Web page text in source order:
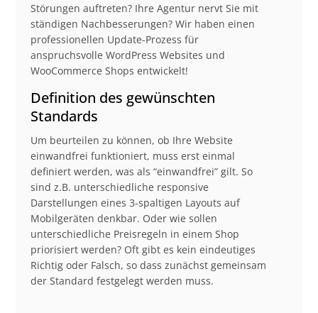
Störungen auftreten? Ihre Agentur nervt Sie mit
ständigen Nachbesserungen? Wir haben einen
professionellen Update-Prozess für
anspruchsvolle WordPress Websites und
WooCommerce Shops entwickelt!
Definition des gewünschten
Standards
Um beurteilen zu können, ob Ihre Website
einwandfrei funktioniert, muss erst einmal
definiert werden, was als “einwandfrei” gilt. So
sind z.B. unterschiedliche responsive
Darstellungen eines 3-spaltigen Layouts auf
Mobilgeräten denkbar. Oder wie sollen
unterschiedliche Preisregeln in einem Shop
priorisiert werden? Oft gibt es kein eindeutiges
Richtig oder Falsch, so dass zunächst gemeinsam
der Standard festgelegt werden muss.